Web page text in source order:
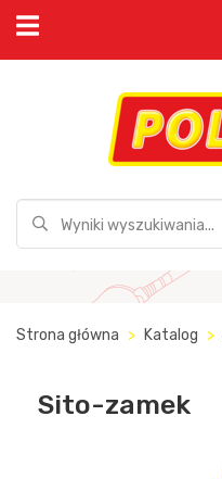
Strona główna Katalog
Sito-zamek